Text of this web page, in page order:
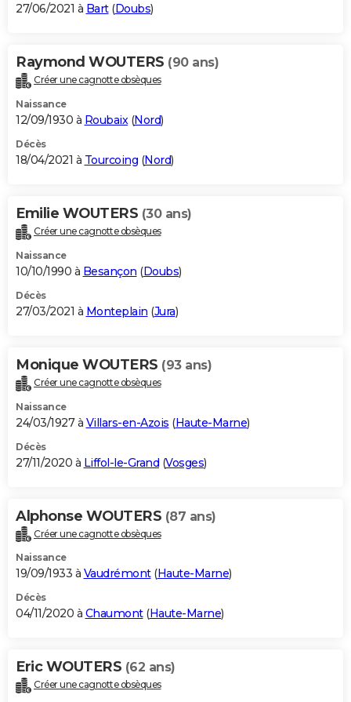
27/06/2021 à Bart(Doubs)
Raymond WOUTERS (90 ans)
Créer une cagnotte obsèques
Naissance
12/09/1930 à Roubaix(Nord)
Décès
18/04/2021 à Tourcoing (Nord)
Emilie WOUTERS (30 ans)
Créer une cagnotte obsèques
Naissance
10/10/1990 à Besançon (Doubs)
Décès
27/03/2021 à Monteplain (Jura)
Monique WOUTERS (93 ans)
Créer une cagnotte obsèques
Naissance
24/03/1927 à Villars-en-Azois (Haute-Marne)
Décès
27/11/2020 à Liffol-le-Grand (Vosges)
Alphonse WOUTERS (87 ans)
Créer une cagnotte obsèques
Naissance
19/09/1933 à Vaudrémont(Haute-Marne)
Décès
04/11/2020 à Chaumont(Haute-Marne)
Eric WOUTERS (62 ans)
Créer une cagnotte obsèques